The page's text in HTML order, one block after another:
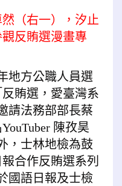
（右一），汐止
反賄選漫畫專
地方公職人員選
賄選，愛臺灣系
請法務部部長蔡
陳孜昊
， 士林地檢為鼓
合作反賄選系列
國語日報及士檢